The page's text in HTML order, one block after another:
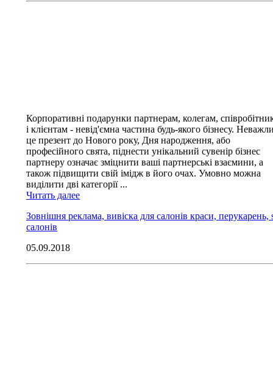
Корпоративні подарунки партнерам, колегам,
і клієнтам - невід'ємна частина будь-якого бізнесу.
це презент до Нового року, Дня народження, або
професійного свята, піднести унікальний сувенір бізнес
партнеру означає зміцнити ваші партнерські взаємини, а
також підвищити свій імідж в його очах. Умовно можна
виділити дві категорії ...
Читать далее
Зовнішня реклама, вивіска для салонів краси, перукарень,
салонів
05.09.2018